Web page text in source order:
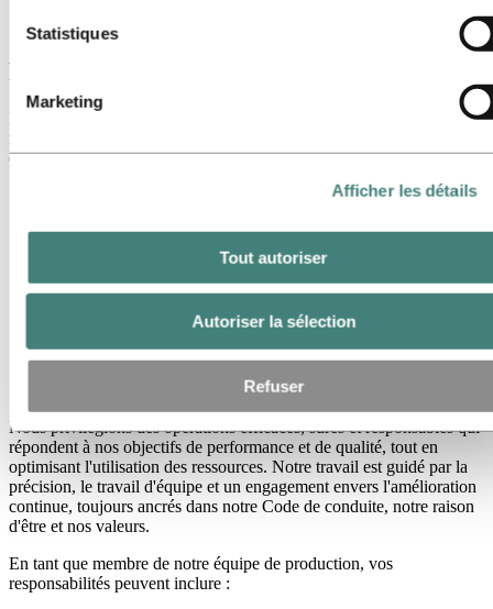
correspondants. Vous pouvez consulter ces tiers dans la
Statistiques
Marketing
Afficher les détails
Tout autoriser
Autoriser la sélection
Refuser
Production
Production
La production chez Hydro est au cœur de la transformation des
matières premières et des idées en produits et services de haute
qualité.
Nous privilégions des opérations efficaces, sûres et responsables qui
répondent à nos objectifs de performance et de qualité, tout en
optimisant l'utilisation des ressources. Notre travail est guidé par la
précision, le travail d'équipe et un engagement envers l'amélioration
continue, toujours ancrés dans notre Code de conduite, notre raison
d'être et nos valeurs.
En tant que membre de notre équipe de production, vos
responsabilités peuvent inclure :